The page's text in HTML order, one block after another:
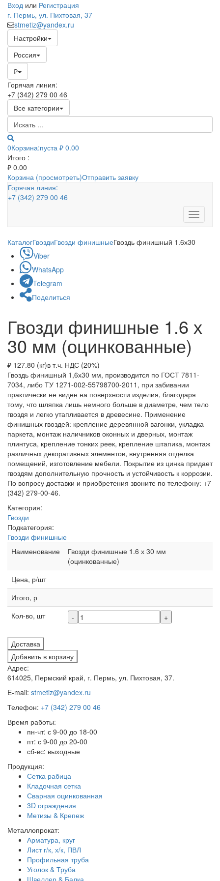
Вход или Регистрация
г. Пермь, ул. Пихтовая, 37
stmetiz@yandex.ru
Настройки
Россия
₽
Горячая линия:
+7 (342) 279 00 46
Все категории
0Корзина:пуста ₽ 0.00
Итого :
₽ 0.00
Корзина (просмотреть)Отправить заявку
Горячая линия:
+7 (342) 279 00 46
Toggle
КаталогГвоздиГвозди финишныеГвоздь финишный 1.6х30
Viber
WhatsApp
Telegram
Поделиться
Гвозди финишные 1.6 х
30 мм (оцинкованные)
₽ 127.80 (кг)в т.ч. НДС (20%)
Гвоздь финишный 1,6х30 мм, производится по ГОСТ 7811-
7034, либо ТУ 1271-002-55798700-2011, при забивании
практически не виден на поверхности изделия, благодаря
тому, что шляпка лишь немного больше в диаметре, чем тело
гвоздя и легко утапливается в древесине. Применение
финишных гвоздей: крепление деревянной вагонки, укладка
паркета, монтаж наличников оконных и дверных, монтаж
плинтуса, крепление тонких реек, крепление штапика, монтаж
различных декоративных элементов, внутренняя отделка
помещений, изготовление мебели. Покрытие из цинка придает
гвоздям дополнительную прочность и устойчивость к коррозии.
По вопросу доставки и приобретения звоните по телефону: +7
(342) 279-00-46.
Категория:
Гвозди
Подкатегория:
Гвозди финишные
Наименование
Гвозди финишные 1.6 х 30 мм
(оцинкованные)
Цена, р/шт
Итого, р
Кол-во, шт
- +
Доставка
Добавить в корзину
Адрес:
614025, Пермский край, г. Пермь, ул. Пихтовая, 37.
E-mail: stmetiz@yandex.ru
Телефон: +7 (342) 279 00 46
Время работы:
пн-чт: с 9-00 до 18-00
пт: с 9-00 до 20-00
сб-вс: выходные
Продукция:
Сетка рабица
Кладочная сетка
Сварная оцинкованная
3D ограждения
Метизы & Крепеж
Металлопрокат:
Арматура, круг
Лист г/к, х/к, ПВЛ
Профильная труба
Уголок & Труба
Швеллер & Балка